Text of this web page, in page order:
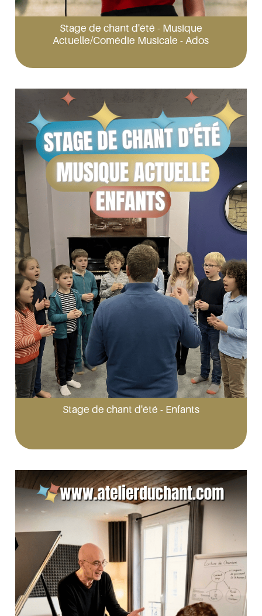
Stage de chant d'été - Musique
Actuelle/Comédie Musicale - Ados
Stage de chant d'été - Enfants